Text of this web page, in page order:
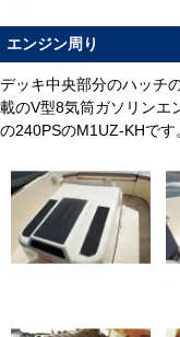
エンジン周り
デッキ中央部分のハッチ
載のV型8気筒ガソリンエ
の240PSのM1UZ-KHです